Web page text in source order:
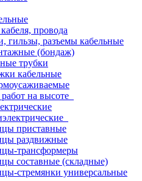
провода
гильзы, разъемы кабельные
(бондаж)
трубки
кабельные
на высоте
приставные
раздвижные
трансформеры
составные (складные)
стремянки универсальные